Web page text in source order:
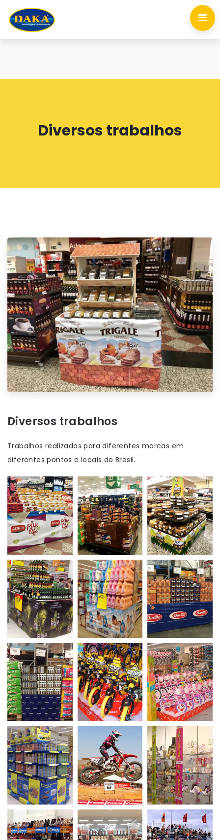
Diversos trabalhos
Diversos trabalhos
Trabalhos realizados para diferentes marcas em
diferentes pontos e locais do Brasil.